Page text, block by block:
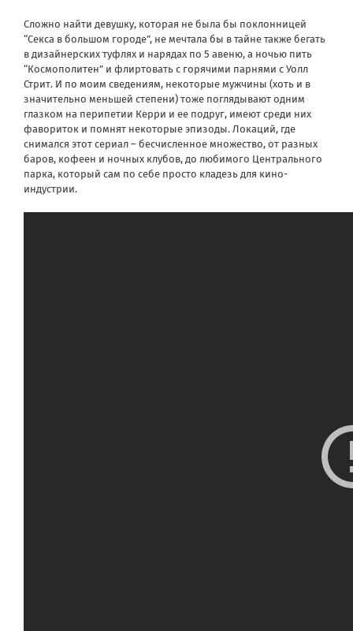
Сложно найти девушку, которая не была бы поклонницей
“Секса в большом городе”, не мечтала бы в тайне также бегать
в дизайнерских туфлях и нарядах по 5 авеню, а ночью пить
“Космополитен” и флиртовать с горячими парнями с Уолл
Стрит. И по моим сведениям, некоторые мужчины (хоть и в
значительно меньшей степени) тоже поглядывают одним
глазком на перипетии Керри и ее подруг, имеют среди них
фавориток и помнят некоторые эпизоды. Локаций, где
снимался этот сериал – бесчисленное множество, от разных
баров, кофеен и ночных клубов, до любимого Центрального
парка, который сам по себе просто кладезь для кино-
индустрии.